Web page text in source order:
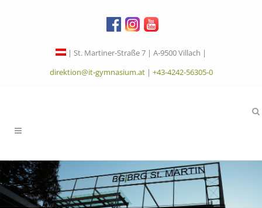
| St. Martiner-Straße 7 | A-9500 Villach |
direktion@it-gymnasium.at| +43-4242-56305-0